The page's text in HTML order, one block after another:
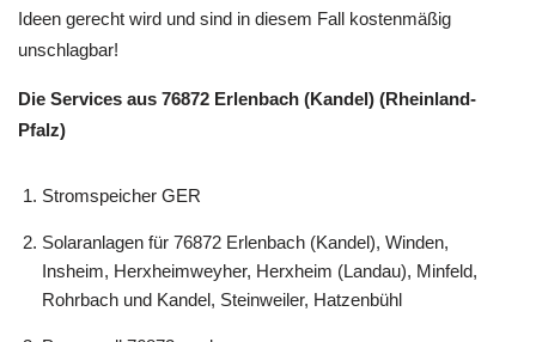
Qualität der Solaranlagen begeistern. Im Bereich Stromspeicher
arbeiten wir mit Ihnen eine anspruchsvolle Lösung aus, die Ihren
unschlagbar!
Pfalz)
Stromspeicher GER
Solaranlagen für 76872 Erlenbach (Kandel), Winden,